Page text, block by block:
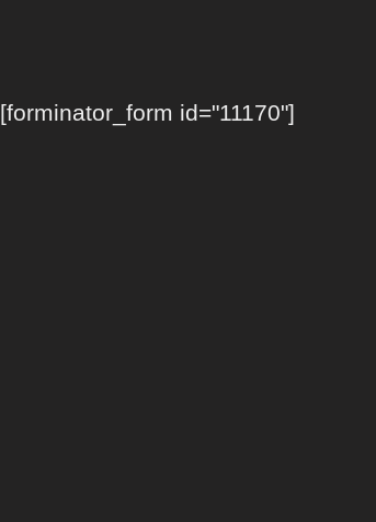
[forminator_form id="11170"]